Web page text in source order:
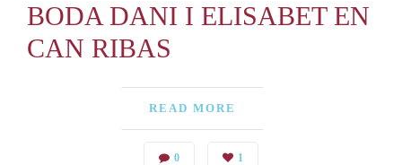
BODA DANI I ELISABET EN
CAN RIBAS
READ MORE
0 1